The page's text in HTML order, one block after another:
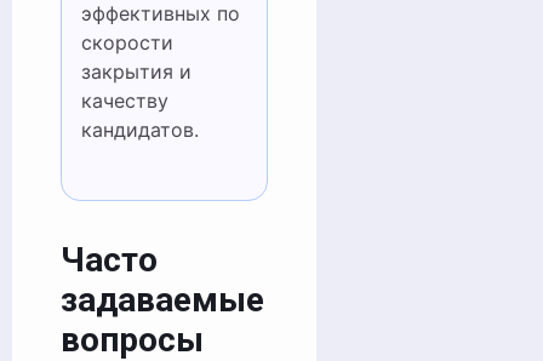
эффективных по
скорости
закрытия и
качеству
кандидатов.
Часто
задаваемые
вопросы